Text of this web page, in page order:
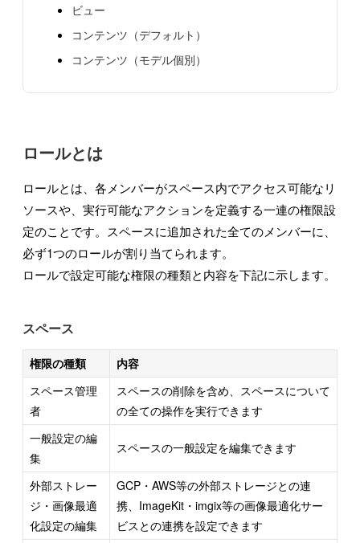
ビュー
コンテンツ（デフォルト）
コンテンツ（モデル個別）
ロールとは
ロールとは、各メンバーがスペース内でアクセス可能なリ
ソースや、実行可能なアクションを定義する一連の権限設
定のことです。スペースに追加された全てのメンバーに、
必ず1つのロールが割り当てられます。
ロールで設定可能な権限の種類と内容を下記に示します。
スペース
権限の種類
内容
スペース管理
者
スペースの削除を含め、スペースについて
の全ての操作を実行できます
一般設定の編
集
スペースの一般設定を編集できます
外部ストレー
ジ・画像最適
化設定の編集
GCP・AWS等の外部ストレージとの連
携、ImageKit・imgix等の画像最適化サー
ビスとの連携を設定できます